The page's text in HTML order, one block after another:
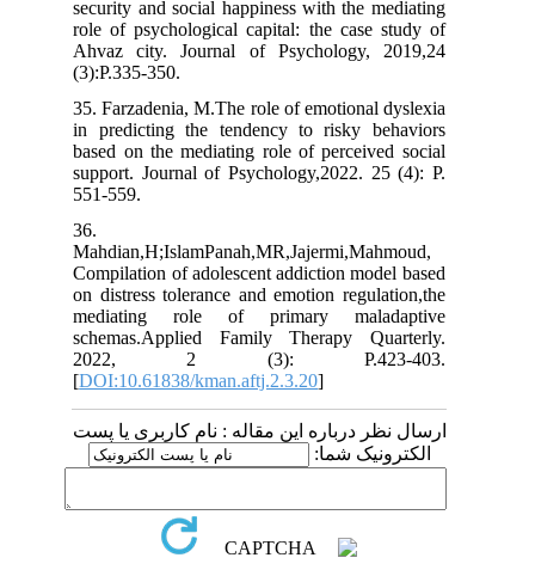
security and social happiness with the mediating
role of psychological capital: the case study of
Ahvaz city. Journal of Psychology, 2019,24
(3):P.335-350.
35. Farzadenia, M.The role of emotional dyslexia
in predicting the tendency to risky behaviors
based on the mediating role of perceived social
support. Journal of Psychology,2022. 25 (4): P.
551-559.
Mahdian,H;IslamPanah,MR,Jajermi,Mahmoud,
Compilation of adolescent addiction model based
on distress tolerance and emotion regulation,the
mediating role of primary maladaptive
schemas.Applied Family Therapy Quarterly.
2022, 2 (3): P.423-403.
[DOI:10.61838/kman.aftj.2.3.20
ارسال نظر درباره این مقاله : نام کاربری یا پست
الکترونیک شما: